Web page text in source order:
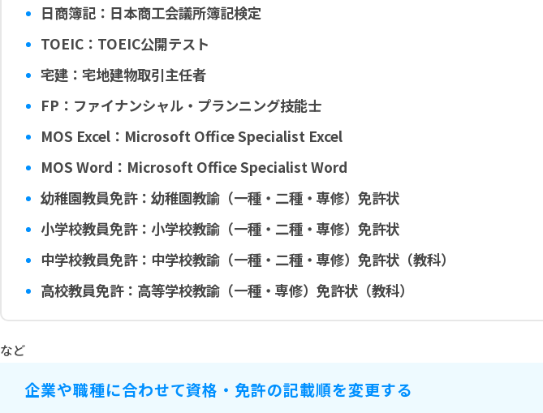
日商簿記：日本商工会議所簿記検定
TOEIC：TOEIC公開テスト
宅建：宅地建物取引主任者
FP：ファイナンシャル・プランニング技能士
MOS Excel：Microsoft Office Specialist Excel
MOS Word：Microsoft Office Specialist Word
幼稚園教員免許：幼稚園教諭（一種・二種・専修）免許状
小学校教員免許：小学校教諭（一種・二種・専修）免許状
中学校教員免許：中学校教諭（一種・二種・専修）免許状（教科）
高校教員免許：高等学校教諭（一種・専修）免許状（教科）
など
企業や職種に合わせて資格・免許の記載順を変更する